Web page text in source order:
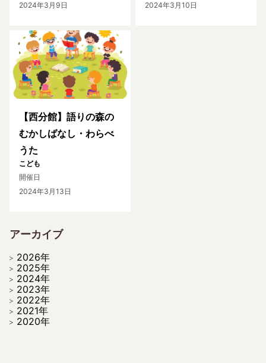
2024年3月9日
2024年3月10日
【西分館】語りの森の
むかしばなし・わらべ
うた
こども
開催日
2024年3月13日
アーカイブ
2026年
2025年
2024年
2023年
2022年
2021年
2020年